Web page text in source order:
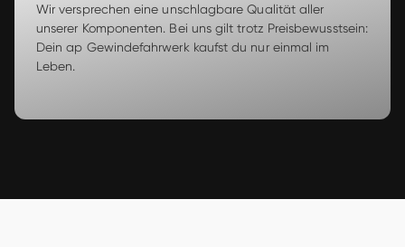
Wir versprechen eine unschlagbare Qualität aller
unserer Komponenten. Bei uns gilt trotz Preisbewusstsein:
Dein ap Gewindefahrwerk kaufst du nur einmal im
Leben.